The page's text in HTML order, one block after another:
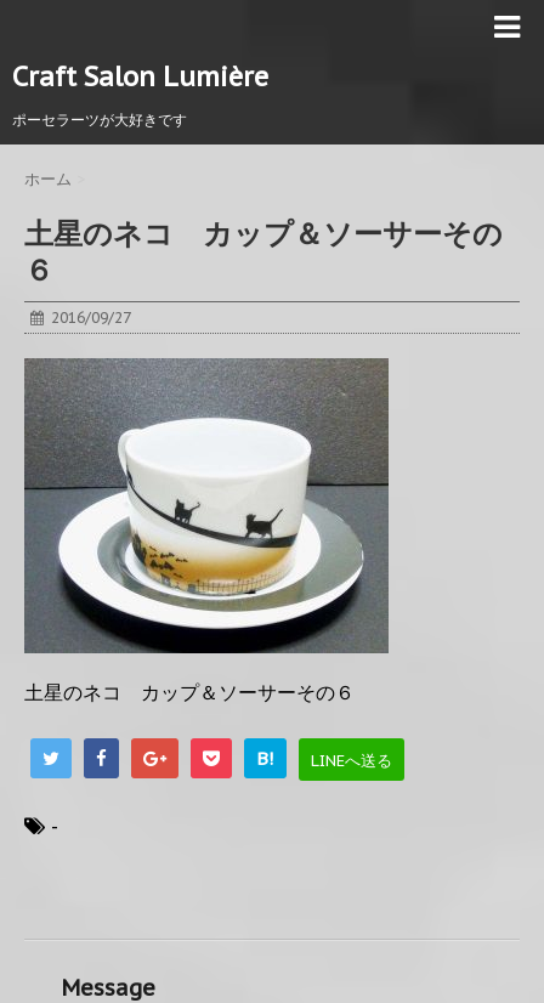
Craft Salon Lumière
ポーセラーツが大好きです
ホーム
土星のネコ カップ＆ソーサーその
６
2016/09/27
土星のネコ カップ＆ソーサーその６
B! LINEへ送る
-
Message